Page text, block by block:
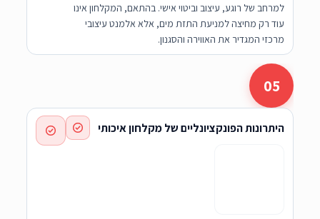
למרחב של רוגע, עיצוב וביטוי אישי. בהתאם, המקלחון אינו
עוד רק מחיצה למניעת התזת מים, אלא אלמנט עיצובי
מרכזי המגדיר את האווירה והסגנון.
05
היתרונות הפונקציונליים של מקלחון איכותי